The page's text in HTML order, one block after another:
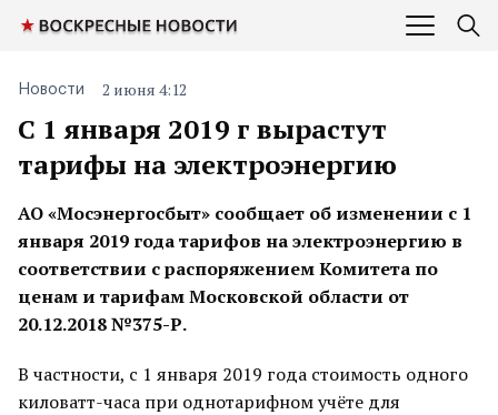
С 1 января 2019 г вырастут
тарифы на электроэнергию
Новости 2 июня 4:12
АО «Мосэнергосбыт» сообщает об изменении с 1
января 2019 года тарифов на электроэнергию в
соответствии с распоряжением Комитета по
ценам и тарифам Московской области от
20.12.2018 №375-Р.
В частности, с 1 января 2019 года стоимость одного
киловатт-часа при однотарифном учёте для